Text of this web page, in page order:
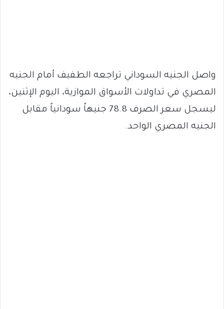
واصل الجنيه السوداني تراجعه الطفيف أمام الجنيه
المصري في تداولات الأسواق الموازية، اليوم الإثنين،
ليسجل سعر الصرف 78.8 جنيهاً سودانياً مقابل
الجنيه المصري الواحد.